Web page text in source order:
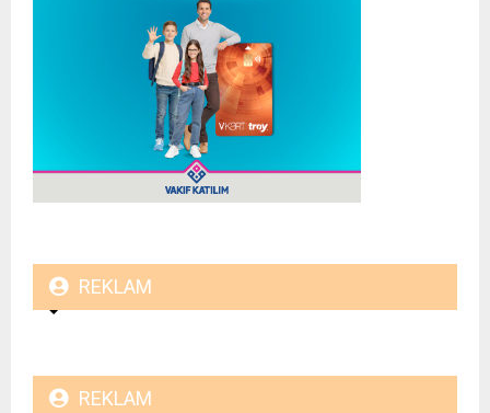
REKLAM
REKLAM